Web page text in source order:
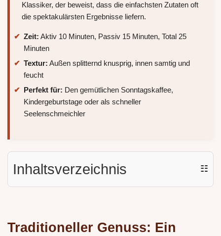
Klassiker, der beweist, dass die einfachsten Zutaten oft
die spektakulärsten Ergebnisse liefern.
Zeit: Aktiv 10 Minuten, Passiv 15 Minuten, Total 25
Minuten
Textur: Außen splitternd knusprig, innen samtig und
feucht
Perfekt für: Den gemütlichen Sonntagskaffee,
Kindergeburtstage oder als schneller
Seelenschmeichler
Inhaltsverzeichnis ☷
Traditioneller Genuss: Ein